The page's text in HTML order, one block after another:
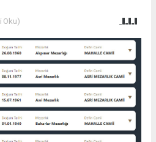
Oku)